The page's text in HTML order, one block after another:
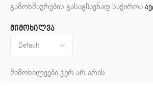
მიმოხილვა
მიმოხილვები ჯერ არ არის.
გამოხმაურების გასაგზავნად საჭიროა